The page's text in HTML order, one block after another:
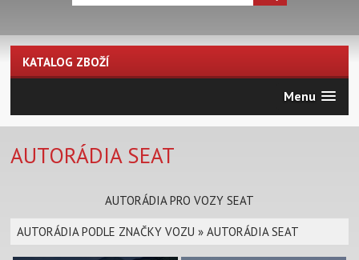
KATALOG ZBOŽÍ
Menu
AUTORÁDIA SEAT
AUTORÁDIA PRO VOZY SEAT
AUTORÁDIA PODLE ZNAČKY VOZU »AUTORÁDIA SEAT